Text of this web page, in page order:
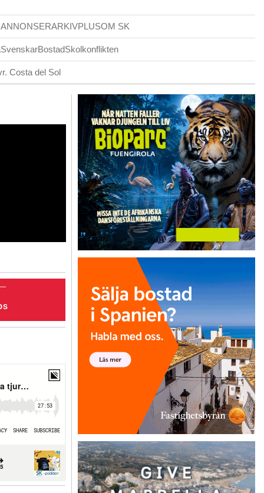
ARKIVPLUSOM SK
SvenskarBostadSkolkonflikten
Costa del Sol